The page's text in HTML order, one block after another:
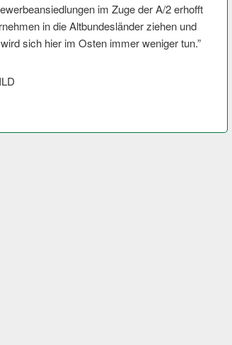
im Zuge der A/2 erhofft
in die Altbundesländer ziehen und
sich hier im Osten immer weniger tun.”